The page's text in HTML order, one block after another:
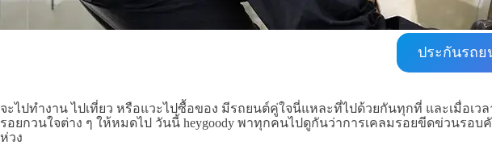
ประกันรถย
จะไปทำงาน ไปเที่ยว หรือแวะไปซื้อของ มีรถยนต์คู่ใจนี่แหละที่ไปด้วยกันทุกที่ และเมื่อเ
รอยกวนใจต่าง ๆ ให้หมดไป วันนี้ heygoody พาทุกคนไปดูกันว่าการเคลมรอยขีดข่วนรอบ
ห่วง